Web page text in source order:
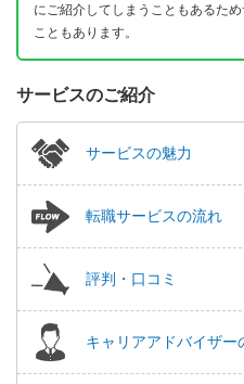
にご紹介してしまうこともあるた
こともあります。
サービスのご紹介
サービスの魅力
転職サービスの流れ
評判・口コミ
キャリアアドバイザー